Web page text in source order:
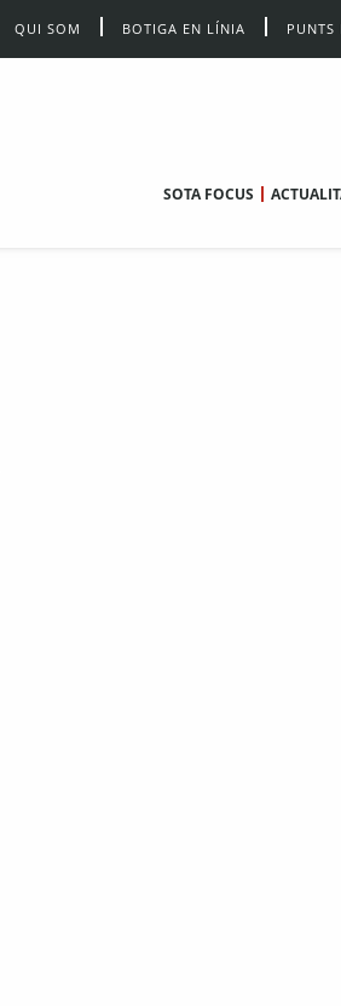
QUI SOM BOTIGA EN LÍNIA PUNTS
SOTA FOCUS